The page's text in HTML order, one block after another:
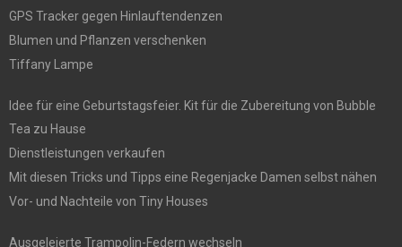
GPS Tracker gegen Hinlauftendenzen
Blumen und Pflanzen verschenken
Tiffany Lampe
Idee für eine Geburtstagsfeier. Kit für die Zubereitung von Bubble
Tea zu Hause
Dienstleistungen verkaufen
Mit diesen Tricks und Tipps eine Regenjacke Damen selbst nähen
Vor- und Nachteile von Tiny Houses
Ausgeleierte Trampolin-Federn wechseln